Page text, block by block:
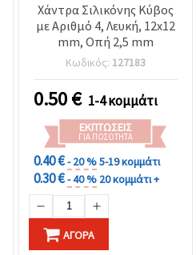
Χάντρα Σιλικόνης Κύβος
με Αριθμό 4, Λευκή, 12x12
mm, Οπή 2,5 mm
Κωδικός: 127183
0.50€ 1-4 κομμάτι
ΕΚΠΤΏΣΕΙΣ
ΓΙΑ ΠΟΣΌΤΗΤΑ
0.40 €- 20 %5-19 κομμάτι
0.30 €- 40 % 20 κομμάτι +
ΑΓΟΡΆ